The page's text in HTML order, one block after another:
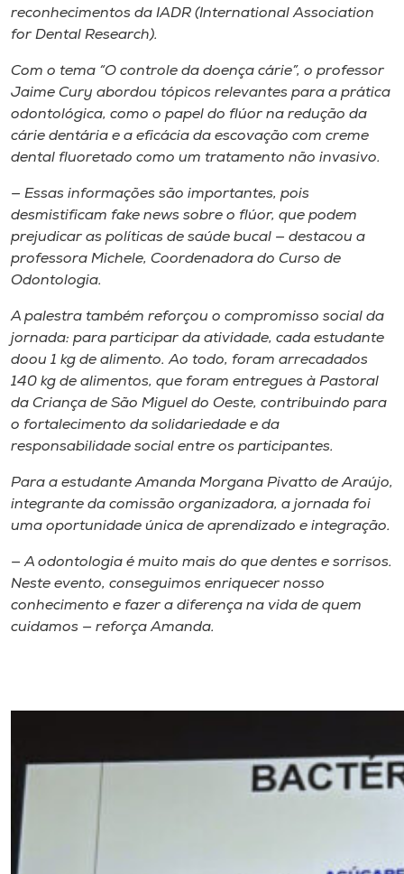
reconhecimentos da IADR (International Association
for Dental Research).
Com o tema “O controle da doença cárie”, o professor
Jaime Cury abordou tópicos relevantes para a prática
odontológica, como o papel do flúor na redução da
cárie dentária e a eficácia da escovação com creme
dental fluoretado como um tratamento não invasivo.
— Essas informações são importantes, pois
desmistificam fake news sobre o flúor, que podem
prejudicar as políticas de saúde bucal — destacou a
professora Michele, Coordenadora do Curso de
Odontologia.
A palestra também reforçou o compromisso social da
jornada: para participar da atividade, cada estudante
doou 1 kg de alimento. Ao todo, foram arrecadados
140 kg de alimentos, que foram entregues à Pastoral
da Criança de São Miguel do Oeste, contribuindo para
o fortalecimento da solidariedade e da
responsabilidade social entre os participantes.
Para a estudante Amanda Morgana Pivatto de Araújo,
integrante da comissão organizadora, a jornada foi
uma oportunidade única de aprendizado e integração.
— A odontologia é muito mais do que dentes e sorrisos.
Neste evento, conseguimos enriquecer nosso
conhecimento e fazer a diferença na vida de quem
cuidamos — reforça Amanda.